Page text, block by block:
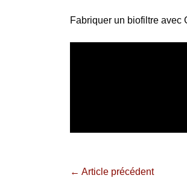
Fabriquer un biofiltre avec
← Article précédent